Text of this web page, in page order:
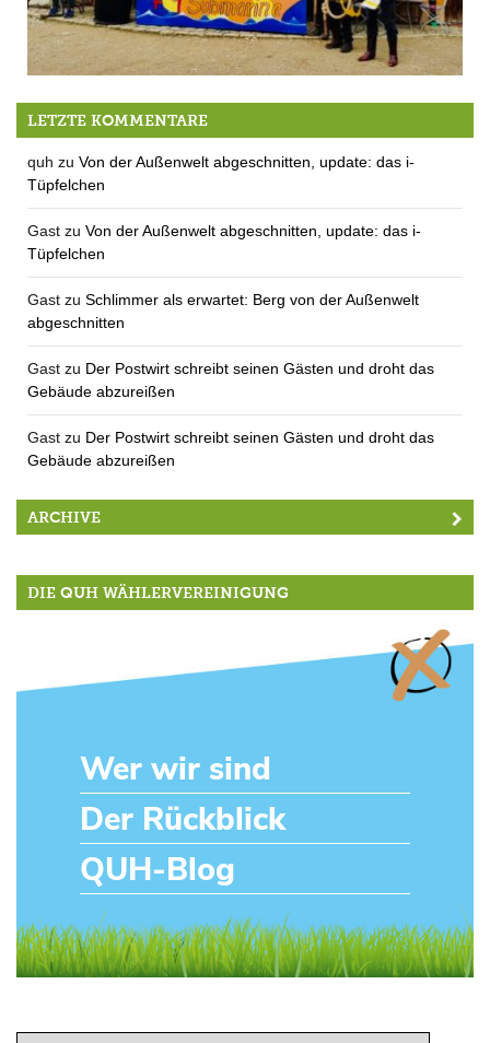
Farchach unter Wasser
LETZTE KOMMENTARE
quh zu Von der Außenwelt abgeschnitten, update: das i-
Tüpfelchen
Gast zu Von der Außenwelt abgeschnitten, update: das i-
Tüpfelchen
Gast zu Schlimmer als erwartet: Berg von der Außenwelt
abgeschnitten
Gast zu Der Postwirt schreibt seinen Gästen und droht das
Gebäude abzureißen
Gast zu Der Postwirt schreibt seinen Gästen und droht das
Gebäude abzureißen
ARCHIVE
DIE QUH WÄHLERVEREINIGUNG
Wer wir sind
Der Rückblick
QUH-Blog